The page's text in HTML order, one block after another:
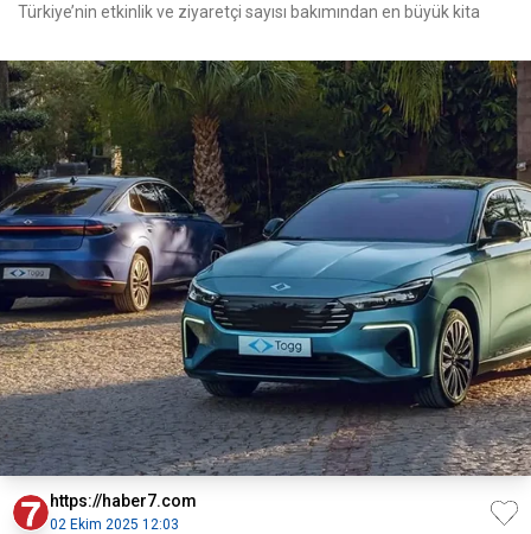
Türkiye’nin etkinlik ve ziyaretçi sayısı bakımından en büyük kita
https://haber7.com
02 Ekim 2025 12:03